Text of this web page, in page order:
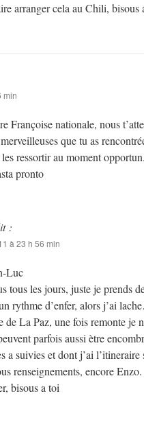
arranger cela au Chili, bisous
min
Françoise nationale, nous
que tu as
ressortir au moment opportun.
pronto
:
à 23 h 56 min
Luc
tous les jours, juste je prends
rythme d’enfer, alors j’ai
de La Paz, une fois remonte je
parfois aussi ètre
a suivies et dont j’ai
renseignements, encore
bisous a toi